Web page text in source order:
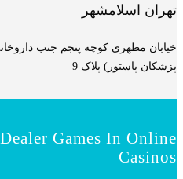
تهران اسلامشهر
خیابان مطهری کوچه پنجم جنب
پزشکان پاستور) پلاک 9
Games In Online
Casinos